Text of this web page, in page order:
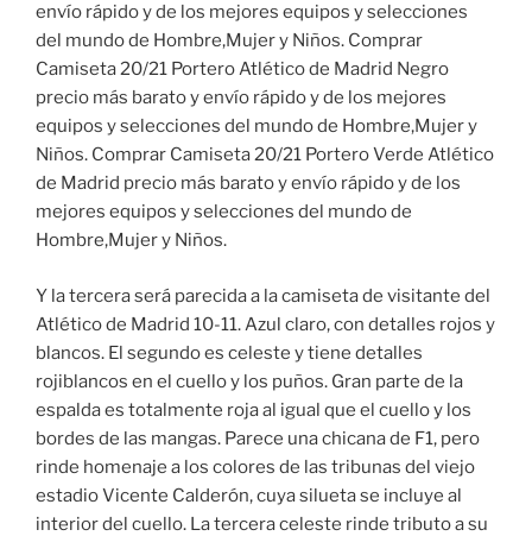
envío rápido y de los mejores equipos y selecciones
del mundo de Hombre,Mujer y Niños. Comprar
Camiseta 20/21 Portero Atlético de Madrid Negro
precio más barato y envío rápido y de los mejores
equipos y selecciones del mundo de Hombre,Mujer y
Niños. Comprar Camiseta 20/21 Portero Verde Atlético
de Madrid precio más barato y envío rápido y de los
mejores equipos y selecciones del mundo de
Hombre,Mujer y Niños.
Y la tercera será parecida a la camiseta de visitante del
Atlético de Madrid 10-11. Azul claro, con detalles rojos y
blancos. El segundo es celeste y tiene detalles
rojiblancos en el cuello y los puños. Gran parte de la
espalda es totalmente roja al igual que el cuello y los
bordes de las mangas. Parece una chicana de F1, pero
rinde homenaje a los colores de las tribunas del viejo
estadio Vicente Calderón, cuya silueta se incluye al
interior del cuello. La tercera celeste rinde tributo a su